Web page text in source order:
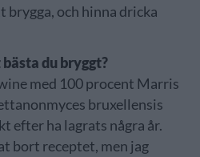
och hinna dricka
du bryggt?
med 100 procent Marris
bruxellensis
efter ha lagrats några år.
bort receptet, men jag